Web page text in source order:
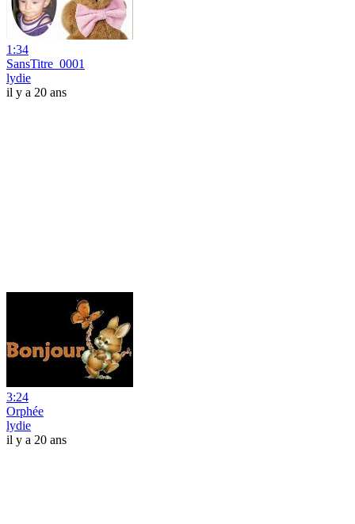
1:34
SansTitre_0001
lydie
il y a 20 ans
3:24
Orphée
lydie
il y a 20 ans